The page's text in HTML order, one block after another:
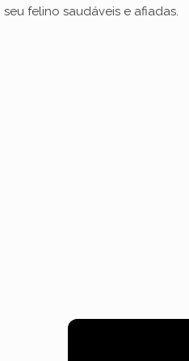
seu felino saudáveis e afiadas.